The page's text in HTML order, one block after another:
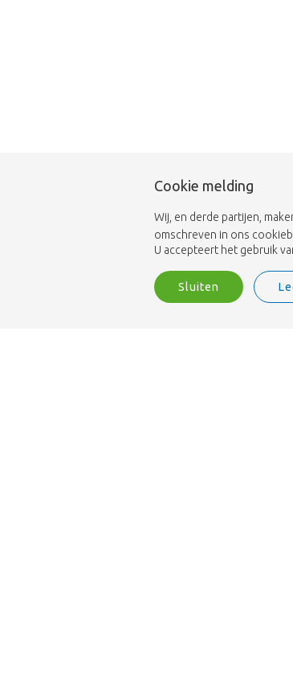
Cookie melding
Wij, en derde partijen,
omschreven in ons
U accepteert het gebruik
Sluiten